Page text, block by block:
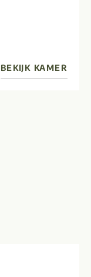
BEKIJK KAMER